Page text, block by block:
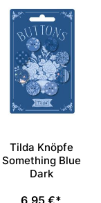
Tilda Knöpfe
Something Blue
Dark
Preis
6,95 €*